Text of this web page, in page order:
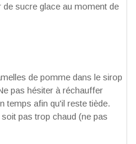
sucre glace au moment de
de pomme dans le sirop
pas hésiter à réchauffer
temps afin qu'il reste tiède.
pas trop chaud (ne pas